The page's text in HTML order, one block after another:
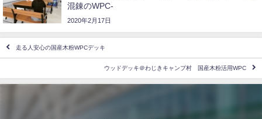
混錬のWPC-
2020年2月17日
走る人安心の国産木粉WPCデッキ
ウッドデッキ＠わじきキャンプ村 国産木粉活用WPC